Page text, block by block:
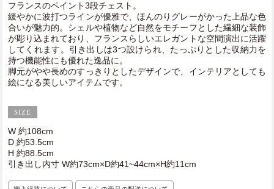
フランスのペイント3段チェスト。
緩やかに波打つラインが優雅で、ほんのりグレーがかった上品な色
合いが魅力的。シェルや植物など自然をモチーフとした繊細な装飾
が彫り込まれており、フランスらしいエレガントな空間演出に活躍
してくれます。引き出しは3つ設けられ、たっぷりとした収納力を
持つ機能性にも優れた逸品に。
脚元がやや長めのすっきりとしたデザインで、インテリアとしても
絵になる美しいアイテムです。
W 約108cm
D 約53.5cm
H 約88.5cm
引き出し内寸 W約73cm×D約41~44cm×H約11cm